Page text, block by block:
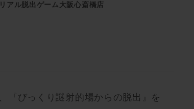
アル脱出ゲーム大阪心斎橋店
『びっくり謎射的場からの脱出』を